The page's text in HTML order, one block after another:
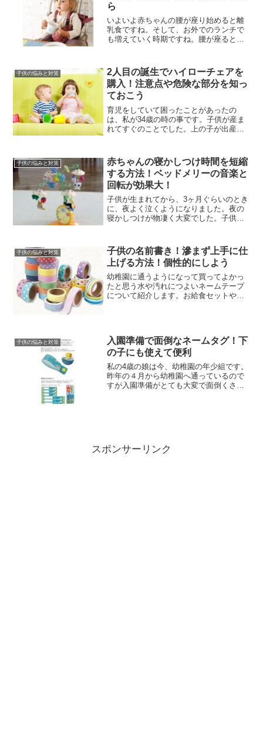
ら
いよいよ赤ちゃんの腰が座り始めると離
乳食ですね。そして、お外でのランチで
も増えていく時期ですね。腰が座るとい
ね。また、ママ友とも仲良くなる頃では
ないでしょうか。そして、...
子供の悩みと対策
2人目の誕生でハイローチェアを
購入！注意点や危険な部分を知っ
ておこう
育児をしていて困ったことがあったの
は、私が34歳の時の事です。子供が産ま
れてすぐのことでした。上の子が出産時
る、安全を守れると思っていたのですが
それが甘かったとわかり...
子供の悩みと対策
赤ちゃんの寝かしつけ時間を短縮
する方法！ベッドメリーの音楽と
回転が効果大！
子供が生まれてから、3ヶ月ぐらいのとき
に、夜よく泣くようになりました。夜の
寝かしつけが物凄く大変でした。子供が3
ます。出産祝いに送っても喜ばれそうで
すよね。このアイテ...
子供の悩みと対策
子供の名前書き！滲まず上手に仕
上げる方法！個性的にしよう
幼稚園に通うようになって買ってよかっ
たと思う水や汚れにつよいネームテープ
について紹介します。お給食セットやコ
子供の悩みと対策
入園準備で面倒なネームタグ！下
の子にも使えて便利
私の4歳の娘は今、幼稚園の年少組です。
昨年の４月から幼稚園へ通っているので
すが入園準備がとても大変で面倒くさが
スポンサーリンク